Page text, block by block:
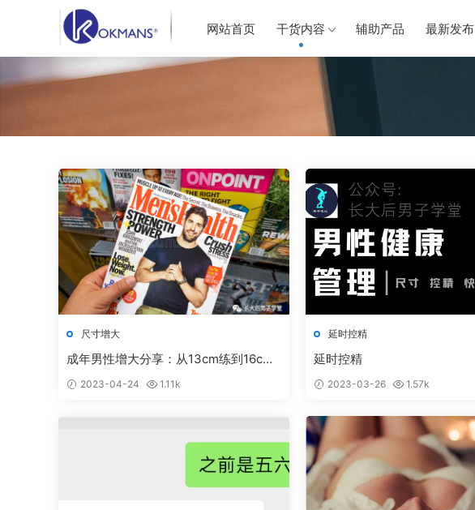
网站首页 干货内容 辅助产品 最新发布
尺寸增大
成年男性增大分享：从13cm练到16c
2023-04-24 1.11k
延时控精
延时控精
2023-03-26 1.57k